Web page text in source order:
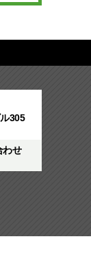
305